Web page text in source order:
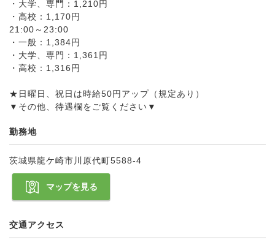
・大学、専門：1,210円
・高校：1,170円
21:00～23:00
・一般：1,384円
・大学、専門：1,361円
・高校：1,316円
★日曜日、祝日は時給50円アップ（規定あり）
▼その他、待遇欄をご覧ください▼
勤務地
茨城県龍ケ崎市川原代町5588-4
マップを見る
交通アクセス